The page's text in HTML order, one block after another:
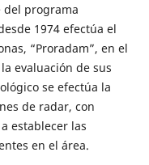
del programa
1974 efectúa el
“Proradam”, en el
evaluación de sus
se efectúa la
de radar, con
establecer las
en el área.